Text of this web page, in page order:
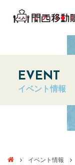
EVENT
イベント情報
イベント情報